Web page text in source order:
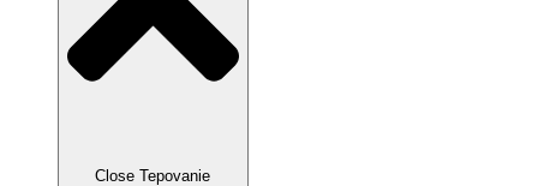
Close Tepovanie